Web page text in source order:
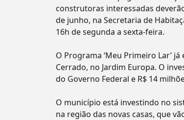
construtoras interessadas
de junho, na Secretaria de
16h de segunda a sexta-feira.
O Programa ‘Meu Primeiro Lar’
Cerrado, no Jardim Europa. O
do Governo Federal e R$ 14
O município está investindo no
na região das novas casas, que